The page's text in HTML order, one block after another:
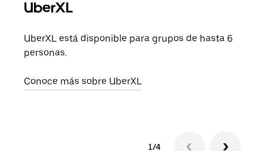
UberXL
UberXL está disponible para grupos de hasta 6
personas.
Conoce más sobre UberXL
1/4